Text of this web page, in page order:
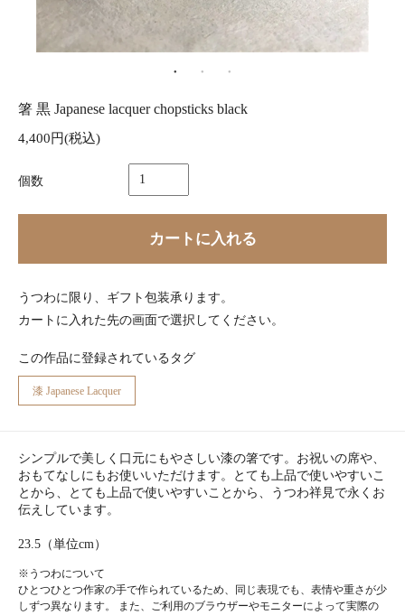
箸 黒 Japanese lacquer chopsticks black
4,400円(税込)
個数
カートに入れる
うつわに限り、ギフト包装承ります。
カートに入れた先の画面で選択してください。
この作品に登録されているタグ
漆 Japanese Lacquer
シンプルで美しく口元にもやさしい漆の箸です。お祝いの席や、
おもてなしにもお使いいただけます。とても上品で使いやすいこ
とから、とても上品で使いやすいことから、うつわ祥見で永くお
伝えしています。
23.5（単位cm）
※うつわについて
ひとつひとつ作家の手で作られているため、同じ表現でも、表情や重さが少
しずつ異なります。 また、ご利用のブラウザーやモニターによって実際の